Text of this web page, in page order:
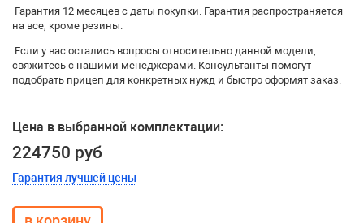
Гарантия 12 месяцев с даты покупки. Гарантия распространяется
на все, кроме резины.
Если у вас остались вопросы относительно данной модели,
свяжитесь с нашими менеджерами. Консультанты помогут
подобрать прицеп для конкретных нужд и быстро оформят заказ.
Цена в выбранной комплектации:
224750 руб
Гарантия лучшей цены